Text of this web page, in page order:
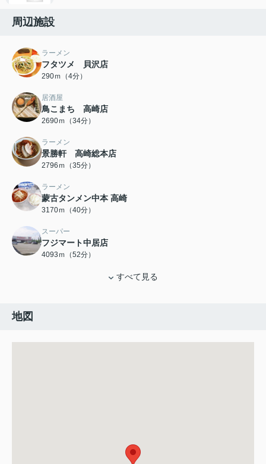
周辺施設
ラーメン
フタツメ 貝沢店
290ｍ（4分）
居酒屋
鳥こまち 高崎店
2690ｍ（34分）
ラーメン
景勝軒 高崎総本店
2796ｍ（35分）
ラーメン
蒙古タンメン中本 高崎
3170ｍ（40分）
スーパー
フジマート中居店
4093ｍ（52分）
すべて見る
地図